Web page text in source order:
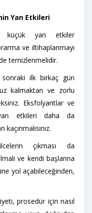
Yan Etkileri
küçük yan etkiler
ve iltihaplanmayı
temizlenmelidir.
sonraki ilk birkaç gün
kalmaktan ve zorlu
Eksfolyantlar ve
etkileri daha da
çıkması da
ve kendi başlarına
yol açabileceğinden,
prosedür için nasıl